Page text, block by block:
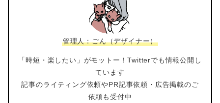
管理人：ごん（デザイナー）
「時短・楽したい」がモットー！Twitterでも情報公開し
ています
記事のライティング依頼やPR記事依頼・広告掲載のご
依頼も受付中